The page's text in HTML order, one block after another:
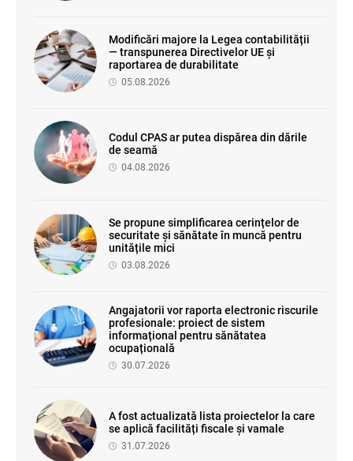
Modificări majore la Legea contabilității
— transpunerea Directivelor UE și
raportarea de durabilitate
05.08.2026
Codul CPAS ar putea dispărea din dările
de seamă
04.08.2026
Se propune simplificarea cerințelor de
securitate și sănătate în muncă pentru
unitățile mici
03.08.2026
Angajatorii vor raporta electronic riscurile
profesionale: proiect de sistem
informațional pentru sănătatea
ocupațională
30.07.2026
A fost actualizată lista proiectelor la care
se aplică facilități fiscale și vamale
31.07.2026